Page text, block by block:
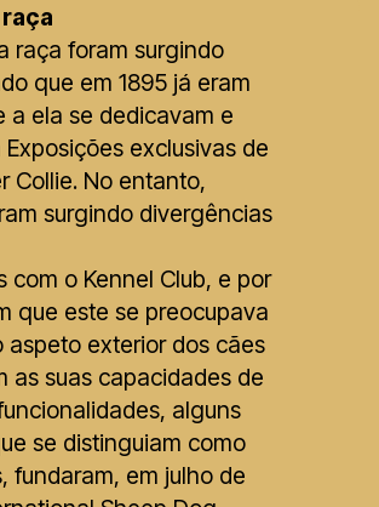
raça foram surgindo
que em 1895 já eram
a ela se dedicavam e
exclusivas de
Collie. No entanto,
surgindo divergências
com o Kennel Club, e por
que este se preocupava
aspeto exterior dos cães
as suas capacidades de
alguns
se distinguiam como
fundaram, em julho de